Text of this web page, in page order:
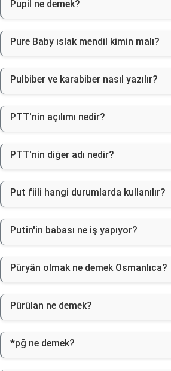
Pupil ne demek?
Pure Baby ıslak mendil kimin malı?
Pulbiber ve karabiber nasıl yazılır?
PTT'nin açılımı nedir?
PTT'nin diğer adı nedir?
Put fiili hangi durumlarda kullanılır?
Putin'in babası ne iş yapıyor?
Püryân olmak ne demek Osmanlıca?
Pürülan ne demek?
*pğ ne demek?